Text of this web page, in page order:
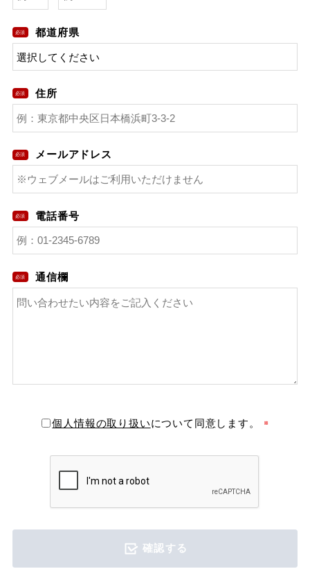
都道府県
住所
メールアドレス
電話番号
通信欄
個人情報の取り扱いについて同意します。
確認する